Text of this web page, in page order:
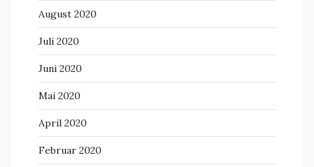
August 2020
Juli 2020
Juni 2020
Mai 2020
April 2020
Februar 2020